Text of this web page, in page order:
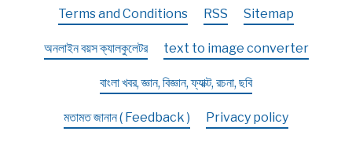
Terms and Conditions RSS Sitemap
অনলাইন বয়স ক্যালকুলেটর text to image converter
বাংলা খবর, জ্ঞান, বিজ্ঞান, ফ্যাক্ট, রচনা, ছবি
মতামত জানান ( Feedback ) Privacy policy